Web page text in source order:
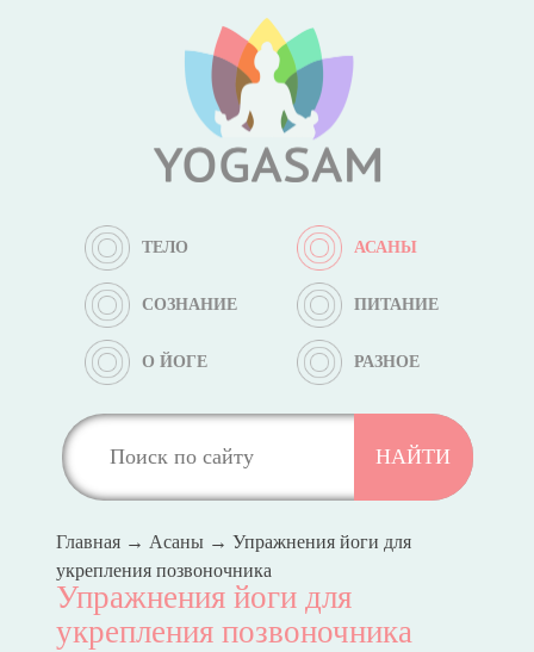
ТЕЛО АСАНЫ
СОЗНАНИЕ ПИТАНИЕ
О ЙОГЕ РАЗНОЕ
Главная→ Асаны→ Упражнения йоги для
укрепления позвоночника
Упражнения йоги для
укрепления позвоночника